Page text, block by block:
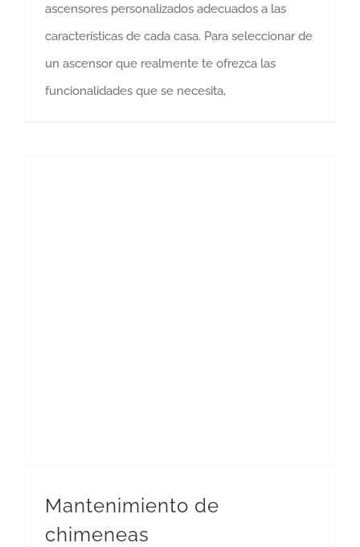
ascensores personalizados adecuados a las
características de cada casa. Para seleccionar de
un ascensor que realmente te ofrezca las
funcionalidades que se necesita,
Mantenimiento de
chimeneas